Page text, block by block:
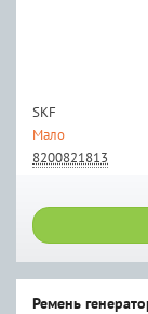
SKF
Мало
8200821813
Ремень